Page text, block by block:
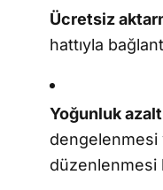
Ücretsiz
hattıyla
Yoğunluk
düzenlenmesi